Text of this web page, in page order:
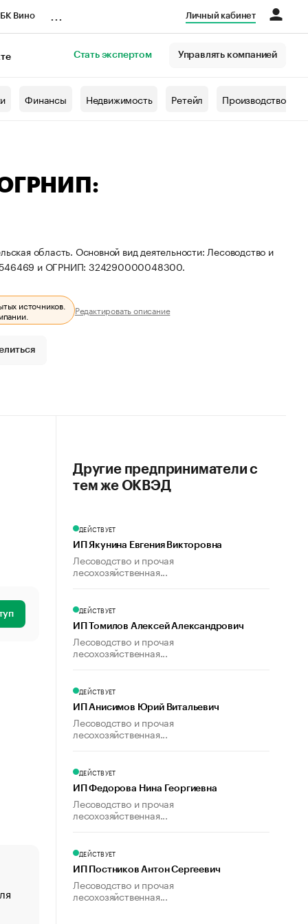
Вино Личный кабинет
Стать экспертом Управлять компанией
Финансы Недвижимость Ретейл Производство
ОГРНИП:
область. Основной вид деятельности: Лесоводство и
и ОГРНИП: 324290000048300.
источников.
Редактировать описание
«От спорта тело стареет иначе». Как живет глава
создавшей GTA
Другие предприниматели с
тем же ОКВЭД
ДЕЙСТВУЕТ
ИП Якунина Евгения Викторовна
Лесоводство и прочая
лесохозяйственная...
ДЕЙСТВУЕТ
ИП Томилов Алексей Александрович
Лесоводство и прочая
лесохозяйственная...
ДЕЙСТВУЕТ
ИП Анисимов Юрий Витальевич
Лесоводство и прочая
лесохозяйственная...
ДЕЙСТВУЕТ
ИП Федорова Нина Георгиевна
Лесоводство и прочая
лесохозяйственная...
ДЕЙСТВУЕТ
ИП Постников Антон Сергеевич
Лесоводство и прочая
лесохозяйственная...